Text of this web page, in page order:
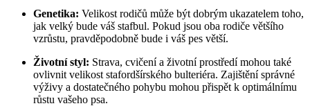
Genetika: Velikost rodičů může být dobrým ukazatelem toho,
jak velký bude váš stafbul. Pokud jsou oba rodiče většího
vzrůstu, pravděpodobně bude i váš pes větší.
Životní styl: Strava, cvičení a životní prostředí mohou také
ovlivnit velikost stafordšírského bulteriéra. Zajištění správné
výživy a dostatečného pohybu mohou přispět k optimálnímu
růstu vašeho psa.